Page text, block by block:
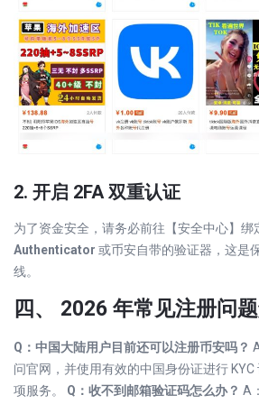
2. 开启 2FA 双重认证
为了资金安全，请务必前往【安全中心】绑
Authenticator 或币安自带的验证器，这是
线。
四、 2026 年常见注册问
Q：中国大陆用户目前还可以注册币安吗？
问官网，并使用有效的中国身份证进行
项服务。 Q：收不到邮箱验证码怎么办？ A